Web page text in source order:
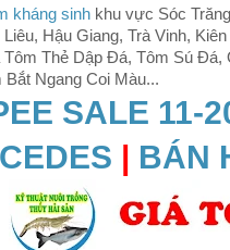
kháng sinh khu vực Sóc
Hậu Giang, Trà Vinh,
Thẻ Dập Đá, Tôm Sú
Ngang Coi Màu...
SALE 11-
| BÁN